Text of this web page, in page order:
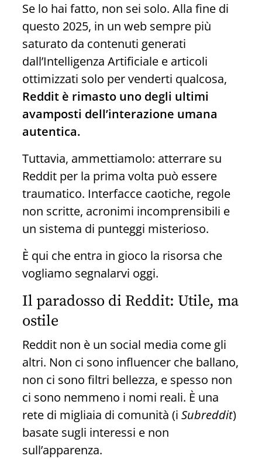
Se lo hai fatto, non sei solo. Alla fine di
questo 2025, in un web sempre più
saturato da contenuti generati
dall’Intelligenza Artificiale e articoli
ottimizzati solo per venderti qualcosa,
Reddit è rimasto uno degli ultimi
avamposti dell’interazione umana
autentica.
Tuttavia, ammettiamolo: atterrare su
Reddit per la prima volta può essere
traumatico. Interfacce caotiche, regole
non scritte, acronimi incomprensibili e
un sistema di punteggi misterioso.
È qui che entra in gioco la risorsa che
vogliamo segnalarvi oggi.
Il paradosso di Reddit: Utile, ma
ostile
Reddit non è un social media come gli
altri. Non ci sono influencer che ballano,
non ci sono filtri bellezza, e spesso non
ci sono nemmeno i nomi reali. È una
rete di migliaia di comunità (iSubreddit)
basate sugli interessi e non
sull’apparenza.